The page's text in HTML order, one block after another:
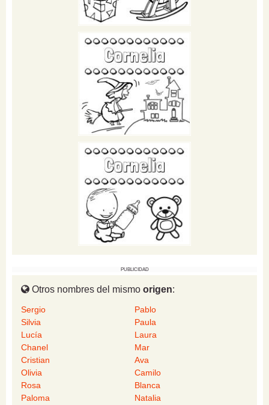
PUBLICIDAD
Otros nombres del mismo origen:
Sergio
Pablo
Silvia
Paula
Lucía
Laura
Chanel
Mar
Cristian
Ava
Olivia
Camilo
Rosa
Blanca
Paloma
Natalia